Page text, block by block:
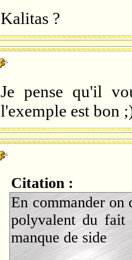
Kalitas ?
Je pense qu'il
l'exemple est bon
Citation :
En commander on
polyvalent du fait
manque de side